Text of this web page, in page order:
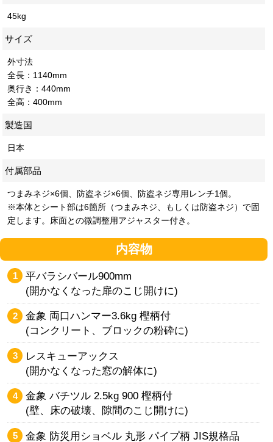
45kg
サイズ
外寸法
全長：1140mm
奥行き：440mm
全高：400mm
製造国
日本
付属部品
つまみネジ×6個、防盗ネジ×6個、防盗ネジ専用レンチ1個。
※本体とシート部は6箇所（つまみネジ、もしくは防盗ネジ）で固
定します。床面との微調整用アジャスター付き。
内容物
平バラシバール900mm
(開かなくなった扉のこじ開けに)
金象 両口ハンマー3.6kg 樫柄付
(コンクリート、ブロックの粉砕に)
レスキューアックス
(開かなくなった窓の解体に)
金象 バチツル 2.5kg 900 樫柄付
(壁、床の破壊、隙間のこじ開けに)
金象 防災用ショベル 丸形 パイプ柄 JIS規格品